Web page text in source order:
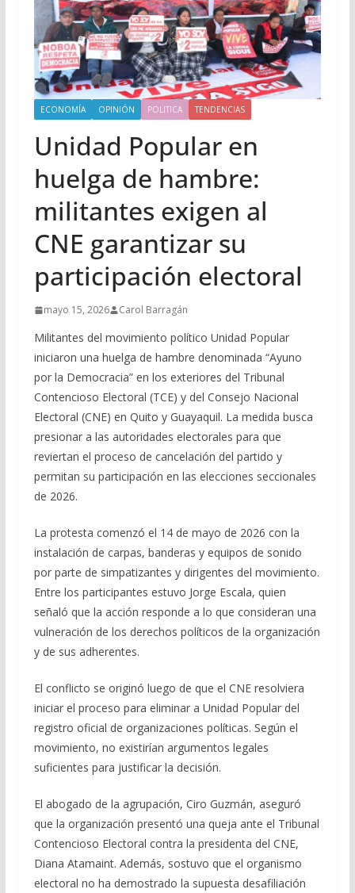
ECONOMÍA OPINIÓN POLITICA TENDENCIAS
Unidad Popular en
huelga de hambre:
militantes exigen al
CNE garantizar su
participación electoral
mayo 15, 2026 Carol Barragán
Militantes del movimiento político Unidad Popular
iniciaron una huelga de hambre denominada “Ayuno
por la Democracia” en los exteriores del Tribunal
Contencioso Electoral (TCE) y del Consejo Nacional
Electoral (CNE) en Quito y Guayaquil. La medida busca
presionar a las autoridades electorales para que
reviertan el proceso de cancelación del partido y
permitan su participación en las elecciones seccionales
de 2026.
La protesta comenzó el 14 de mayo de 2026 con la
instalación de carpas, banderas y equipos de sonido
por parte de simpatizantes y dirigentes del movimiento.
Entre los participantes estuvo Jorge Escala, quien
señaló que la acción responde a lo que consideran una
vulneración de los derechos políticos de la organización
y de sus adherentes.
El conflicto se originó luego de que el CNE resolviera
iniciar el proceso para eliminar a Unidad Popular del
registro oficial de organizaciones políticas. Según el
movimiento, no existirían argumentos legales
suficientes para justificar la decisión.
El abogado de la agrupación, Ciro Guzmán, aseguró
que la organización presentó una queja ante el Tribunal
Contencioso Electoral contra la presidenta del CNE,
Diana Atamaint. Además, sostuvo que el organismo
electoral no ha demostrado la supuesta desafiliación